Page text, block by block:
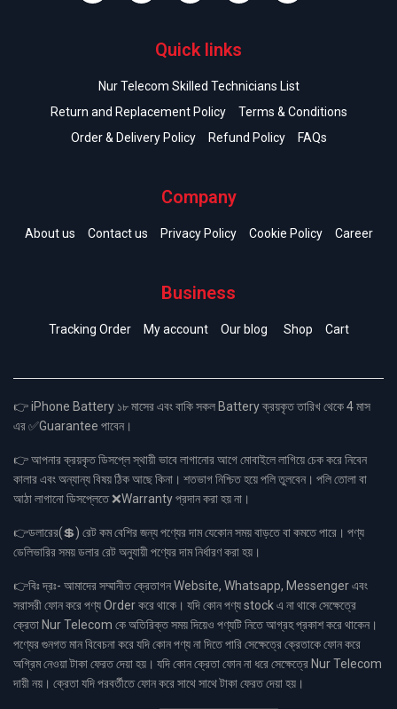
Quick links
Nur Telecom Skilled Technicians List
Return and Replacement Policy
Terms & Conditions
Order & Delivery Policy
Refund Policy FAQs
Company
About us Contact us Privacy Policy Cookie Policy Career
Business
Tracking Order My account Our blog Shop Cart
👉 iPhone Battery ১৮ মাসের এবং বাকি সকল Battery ক্রয়কৃত তারিখ থেকে 4 মাস
এর ✅Guarantee পাবেন।
👉 আপনার ক্রয়কৃত ডিসপ্লে স্থায়ী ভাবে লাগানোর আগে মোবাইলে লাগিয়ে চেক করে নিবেন
কালার এবং অন্যান্য বিষয় ঠিক আছে কিনা। শতভাগ নিশ্চিত হয়ে পলি তুলবেন। পলি তোলা বা
আঠা লাগানো ডিসপ্লেতে ❌Warranty প্রদান করা হয় না।
👉ডলারের(💲) রেট কম বেশির জন্য পণ্যের দাম যেকোন সময় বাড়তে বা কমতে পারে। পণ্য
ডেলিভারির সময় ডলার রেট অনুযায়ী পণ্যের দাম নির্ধারণ করা হয়।
👉বিঃ দ্রঃ- আমাদের সম্মানীত ক্রেতাগন Website, Whatsapp, Messenger এবং
সরাসরী ফোন করে পণ্য Order করে থাকে। যদি কোন পণ্য stock এ না থাকে সেক্ষেত্রে
ক্রেতা Nur Telecom কে অতিরিক্ত সময় দিয়েও পণ্যটি নিতে আগ্রহ প্রকাশ করে থাকেন।
পণ্যের গুনগত মান বিবেচনা করে যদি কোন পণ্য না দিতে পারি সেক্ষেত্রে ক্রেতাকে ফোন করে
অগ্রিম নেওয়া টাকা ফেরত দেয়া হয়। যদি কোন ক্রেতা ফোন না ধরে সেক্ষেত্রে Nur Telecom
দায়ী নয়। ক্রেতা যদি পরবর্তীতে ফোন করে সাথে সাথে টাকা ফেরত দেয়া হয়।